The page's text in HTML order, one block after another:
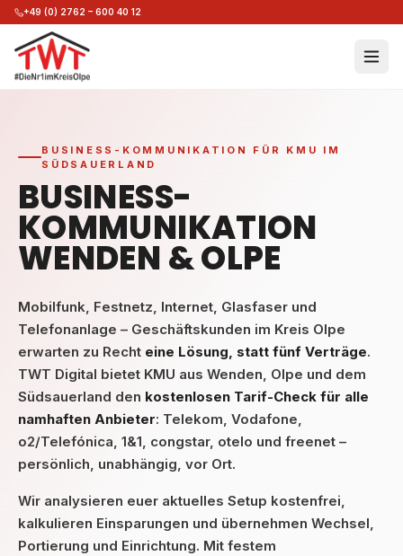
Zum Inhalt springen
Zum Hauptinhalt springen
+49 (0) 2762 – 600 40 12
BUSINESS-KOMMUNIKATION FÜR KMU IM
SÜDSAUERLAND
BUSINESS-
KOMMUNIKATION
WENDEN & OLPE
Mobilfunk, Festnetz, Internet, Glasfaser und
Telefonanlage – Geschäftskunden im Kreis Olpe
erwarten zu Recht eine Lösung, statt fünf Verträge.
TWT Digital bietet KMU aus Wenden, Olpe und dem
Südsauerland den kostenlosen Tarif-Check für alle
namhaften Anbieter: Telekom, Vodafone,
o2/Telefónica, 1&1, congstar, otelo und freenet –
persönlich, unabhängig, vor Ort.
Wir analysieren euer aktuelles Setup kostenfrei,
kalkulieren Einsparungen und übernehmen Wechsel,
Portierung und Einrichtung. Mit festem